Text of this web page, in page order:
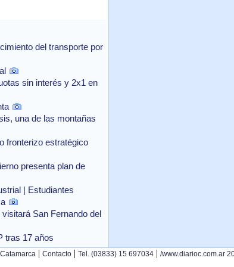
del transporte por
sin interés y 2x1 en
una de las montañas
fronterizo estratégico
presenta plan de
| Estudiantes
San Fernando del
tras 17 años
| Contacto | Tel. (03833) 15 697034 | /www.diarioc.com.ar